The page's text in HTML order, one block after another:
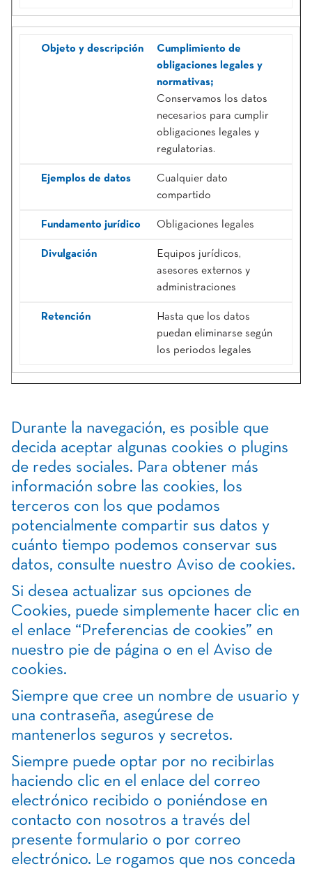
Cumplimiento de
obligaciones legales y
normativas;
Conservamos los datos
necesarios para cumplir
obligaciones legales y
regulatorias.
Cualquier dato
compartido
Obligaciones legales
Equipos jurídicos,
asesores externos y
administraciones
Hasta que los datos
puedan eliminarse según
los periodos legales
Durante la navegación, es posible que
decida aceptar algunas cookies o plugins
de redes sociales. Para obtener más
información sobre las cookies, los
terceros con los que podamos
potencialmente compartir sus datos y
cuánto tiempo podemos conservar sus
datos, consulte nuestro Aviso de cookies.
Si desea actualizar sus opciones de
Cookies, puede simplemente hacer clic en
el enlace “Preferencias de cookies” en
nuestro pie de página o en el Aviso de
cookies.
Siempre que cree un nombre de usuario y
una contraseña, asegúrese de
mantenerlos seguros y secretos.
Siempre puede optar por no recibirlas
haciendo clic en el enlace del correo
electrónico recibido o poniéndose en
contacto con nosotros a través del
presente formulario o por correo
electrónico. Le rogamos que nos conceda